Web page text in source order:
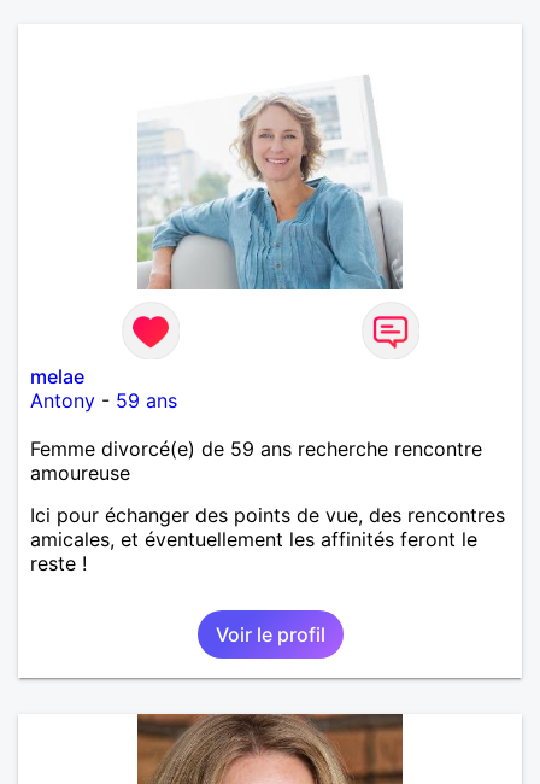
melae
Antony - 59 ans
Femme divorcé(e) de 59 ans recherche rencontre
amoureuse
Ici pour échanger des points de vue, des rencontres
amicales, et éventuellement les affinités feront le
reste !
Voir le profil